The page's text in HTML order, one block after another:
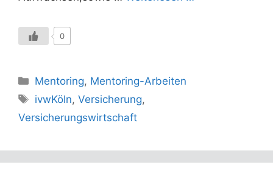
0
Kategorien
Mentoring, Mentoring-Arbeiten
Schlagwörter
ivwKöln,Versicherung,
Versicherungswirtschaft